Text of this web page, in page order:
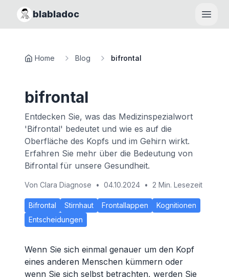
blabladoc
Home Blog bifrontal
bifrontal
Entdecken Sie, was das Medizinspezialwort
'Bifrontal' bedeutet und wie es auf die
Oberfläche des Kopfs und im Gehirn wirkt.
Erfahren Sie mehr über die Bedeutung von
Bifrontal für unsere Gesundheit.
Von Clara Diagnose • 04.10.2024 • 2 Min. Lesezeit
Bifrontal Stirnhaut Frontallappen
Kognitionen
Entscheidungen
Wenn Sie sich einmal genauer um den Kopf
eines anderen Menschen kümmern oder
wenn Sie sich selbst betrachten, werden Sie